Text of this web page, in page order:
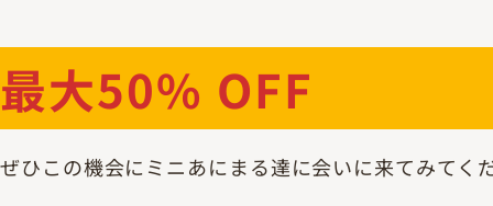
最大50% OFF
ぜひこの機会にミニあにまる達に会いに来てみてく